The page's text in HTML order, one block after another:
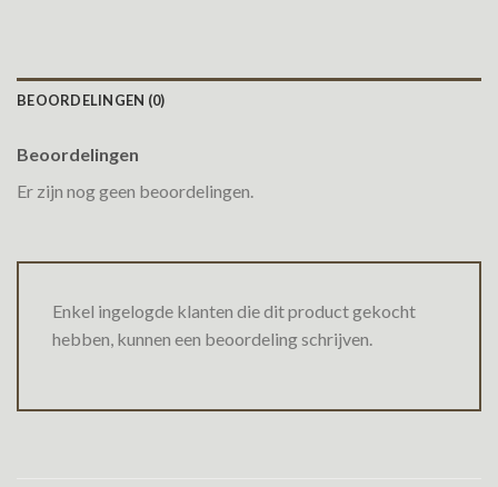
BEOORDELINGEN (0)
Beoordelingen
Er zijn nog geen beoordelingen.
Enkel ingelogde klanten die dit product gekocht
hebben, kunnen een beoordeling schrijven.